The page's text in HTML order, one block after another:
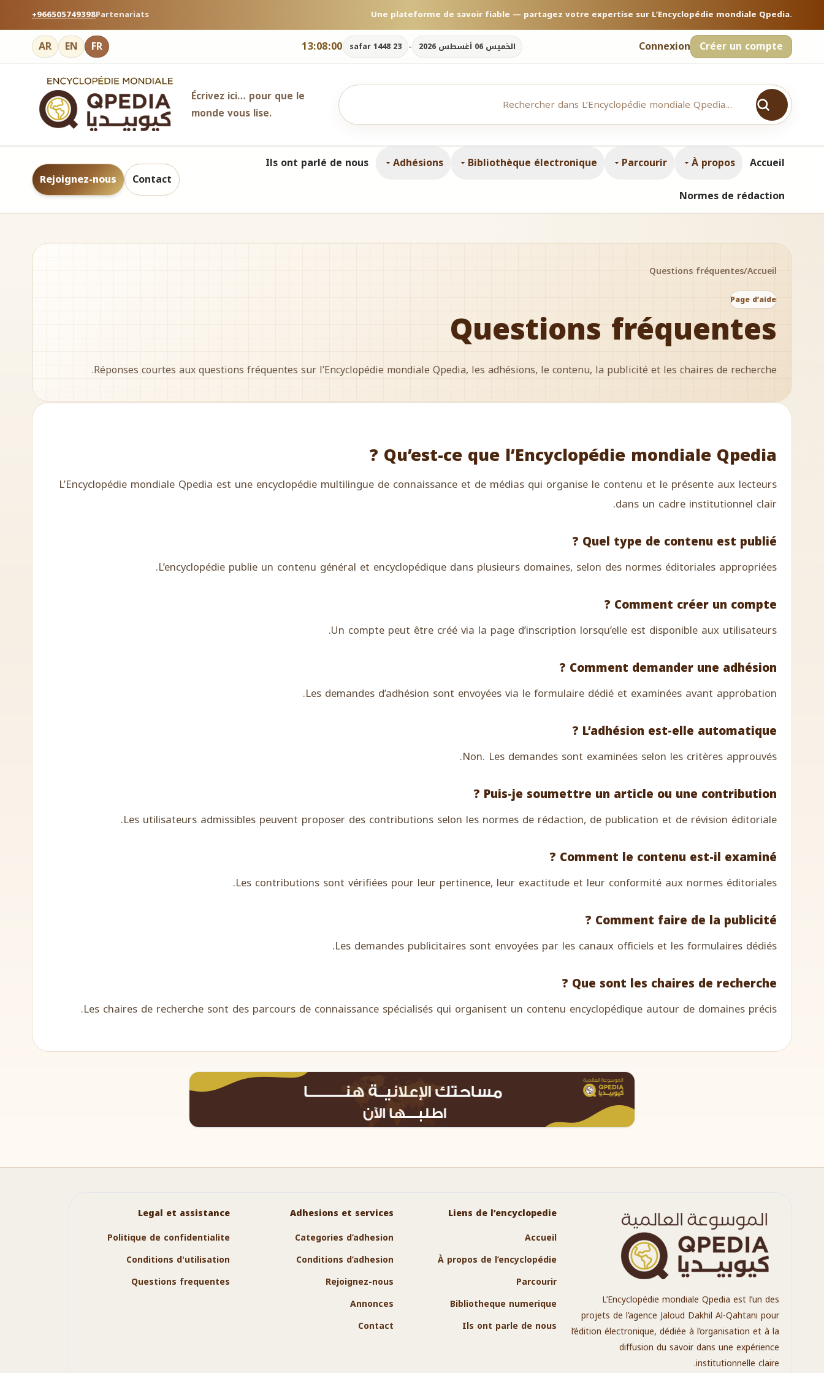
+966505749398Partenariats Une plateforme de savoir fiable — partagez votre expertise sur L’Encyclopédie mondiale Qpedia.
AR EN FR 13:08:00 الخميس 06 أغسطس 2026 -
23 safar 1448 Connexion Créer un compte
Écrivez ici… pour que le
monde vous lise.
Accueil
À propos
Parcourir
Bibliothèque électronique
Adhésions
Ils ont parlé de nous
Normes de rédaction
Contact
Rejoignez-nous
Accueil
/
Questions fréquentes
Page d’aide
Questions fréquentes
Réponses courtes aux questions fréquentes sur l’Encyclopédie mondiale Qpedia, les adhésions, le contenu, la publicité et les chaires de recherche.
Qu’est-ce que l’Encyclopédie mondiale Qpedia ?
L’Encyclopédie mondiale Qpedia est une encyclopédie multilingue de connaissance et de médias qui organise le contenu et le présente aux lecteurs
dans un cadre institutionnel clair.
Quel type de contenu est publié ?
L’encyclopédie publie un contenu général et encyclopédique dans plusieurs domaines, selon des normes éditoriales appropriées.
Comment créer un compte ?
Un compte peut être créé via la page d’inscription lorsqu’elle est disponible aux utilisateurs.
Comment demander une adhésion ?
Les demandes d’adhésion sont envoyées via le formulaire dédié et examinées avant approbation.
L’adhésion est-elle automatique ?
Non. Les demandes sont examinées selon les critères approuvés.
Puis-je soumettre un article ou une contribution ?
Les utilisateurs admissibles peuvent proposer des contributions selon les normes de rédaction, de publication et de révision éditoriale.
Comment le contenu est-il examiné ?
Les contributions sont vérifiées pour leur pertinence, leur exactitude et leur conformité aux normes éditoriales.
Comment faire de la publicité ?
Les demandes publicitaires sont envoyées par les canaux officiels et les formulaires dédiés.
Que sont les chaires de recherche ?
Les chaires de recherche sont des parcours de connaissance spécialisés qui organisent un contenu encyclopédique autour de domaines précis.
L’Encyclopédie mondiale Qpedia est l’un des
projets de l’agence Jaloud Dakhil Al-Qahtani pour
l’édition électronique, dédiée à l’organisation et à la
diffusion du savoir dans une expérience
institutionnelle claire.
Liens de l’encyclopedie
Accueil
À propos de l’encyclopédie
Parcourir
Bibliotheque numerique
Ils ont parle de nous
Adhesions et services
Categories d’adhesion
Conditions d’adhesion
Rejoignez-nous
Annonces
Contact
Legal et assistance
Politique de confidentialite
Conditions d'utilisation
Questions frequentes